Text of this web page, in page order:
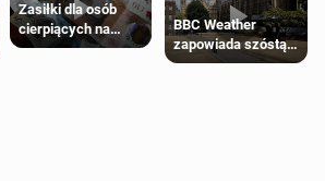
Zasiłki dla osób
cierpiących na
schorzenia
BBC Weather
zapowiada szóstą
falę upałów w